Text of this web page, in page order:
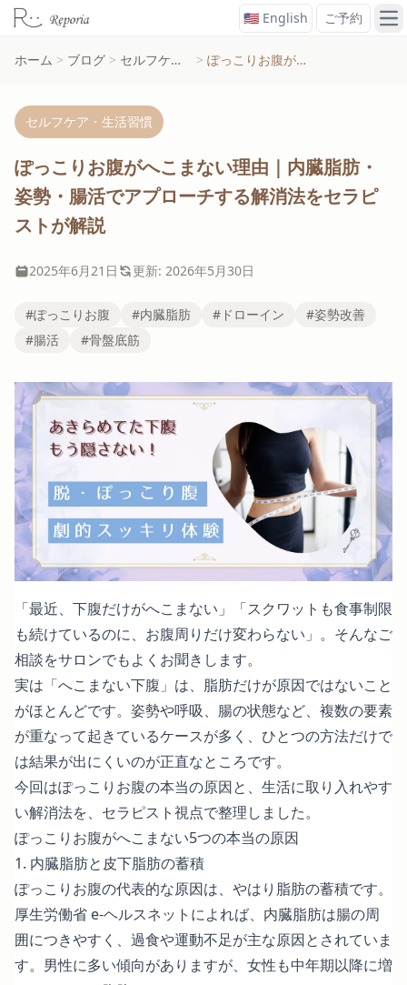
🇺🇸 English ご予約 メ
ホーム > ブログ > セルフケア・生活習慣 > ぽっこりお腹がへこまない理由｜内臓脂肪・姿勢・腸活でアプローチする解消法をセラピストが解説
セルフケア・生活習慣
ぽっこりお腹がへこまない理由｜内臓脂肪・
姿勢・腸活でアプローチする解消法をセラピ
ストが解説
2025年6月21日 更新: 2026年5月30日
#ぽっこりお腹 #内臓脂肪 #ドローイン
#姿勢改善
#腸活
#骨盤底筋
「最近、下腹だけがへこまない」「スクワットも食事制限
も続けているのに、お腹周りだけ変わらない」。そんなご
相談をサロンでもよくお聞きします。
実は「へこまない下腹」は、脂肪だけが原因ではないこと
がほとんどです。姿勢や呼吸、腸の状態など、複数の要素
が重なって起きているケースが多く、ひとつの方法だけで
は結果が出にくいのが正直なところです。
今回はぽっこりお腹の本当の原因と、生活に取り入れやす
い解消法を、セラピスト視点で整理しました。
ぽっこりお腹がへこまない5つの本当の原因
1. 内臓脂肪と皮下脂肪の蓄積
ぽっこりお腹の代表的な原因は、やはり脂肪の蓄積です。
厚生労働省 e-ヘルスネット によれば、内臓脂肪は腸の周
囲につきやすく、過食や運動不足が主な原因とされていま
す。男性に多い傾向がありますが、女性も中年期以降に増